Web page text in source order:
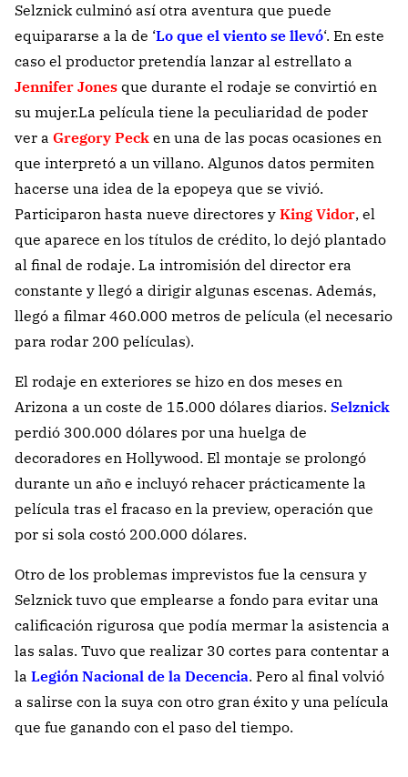
Selznick culminó así otra aventura que puede
equipararse a la de ‘Lo que el viento se llevó‘. En este
caso el productor pretendía lanzar al estrellato a
Jennifer Jones que durante el rodaje se convirtió en
su mujer.La película tiene la peculiaridad de poder
ver a Gregory Peck en una de las pocas ocasiones en
que interpretó a un villano. Algunos datos permiten
hacerse una idea de la epopeya que se vivió.
Participaron hasta nueve directores y King Vidor, el
que aparece en los títulos de crédito, lo dejó plantado
al final de rodaje. La intromisión del director era
constante y llegó a dirigir algunas escenas. Además,
llegó a filmar 460.000 metros de película (el necesario
para rodar 200 películas).
El rodaje en exteriores se hizo en dos meses en
Arizona a un coste de 15.000 dólares diarios. Selznick
perdió 300.000 dólares por una huelga de
decoradores en Hollywood. El montaje se prolongó
durante un año e incluyó rehacer prácticamente la
película tras el fracaso en la preview, operación que
por si sola costó 200.000 dólares.
Otro de los problemas imprevistos fue la censura y
Selznick tuvo que emplearse a fondo para evitar una
calificación rigurosa que podía mermar la asistencia a
las salas. Tuvo que realizar 30 cortes para contentar a
la Legión Nacional de la Decencia. Pero al final volvió
a salirse con la suya con otro gran éxito y una película
que fue ganando con el paso del tiempo.